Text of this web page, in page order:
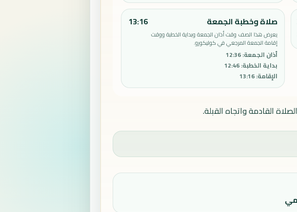
صلاة وخطبة الجمعة
يعرض هذا الصف وقت أذان الجمعة وبداية الخطبة ووقت
إقامة الجمعة المرجعي في كوليكورو.
أذان الجمعة:
12:36
بداية الخطبة:
12:46
الإقامة:
13:16
13:16
القادمة واتجاه القبلة.